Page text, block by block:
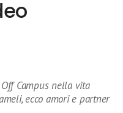
Campus nella vita
ecco amori e partner